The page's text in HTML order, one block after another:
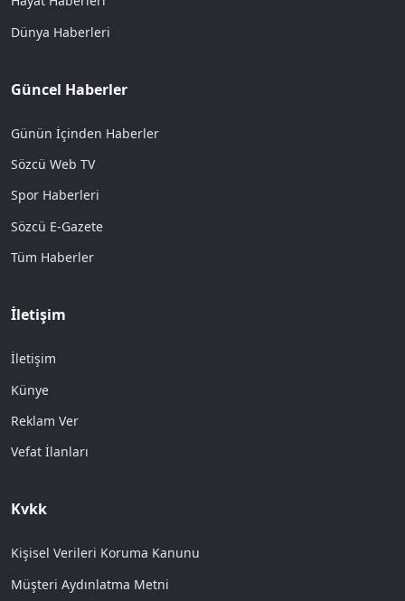
Dünya Haberleri
Güncel Haberler
Günün İçinden Haberler
Sözcü Web TV
Spor Haberleri
Sözcü E-Gazete
Tüm Haberler
İletişim
İletişim
Künye
Reklam Ver
Vefat İlanları
Kvkk
Kişisel Verileri Koruma Kanunu
Müşteri Aydınlatma Metni